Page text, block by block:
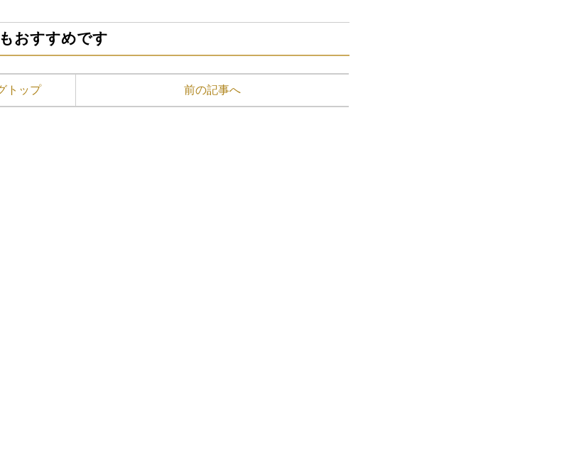
おすすめです
トップ 前の記事へ